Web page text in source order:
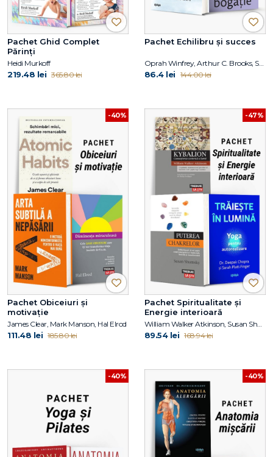
Pachet Ghid Complet
Părinți
Heidi Murkoff
219.48 lei 365.80 lei
Pachet Echilibru și succes
Oprah Winfrey, Arthur C. Brooks, Sahil Bloom
86.4 lei 144.00 lei
-40%
Pachet Obiceiuri și
motivație
James Clear, Mark Manson, Hal Elrod
111.48 lei 185.80 lei
-47%
Pachet Spiritualitate și
Energie interioară
89.54 lei 168.94 lei
-40% -40%